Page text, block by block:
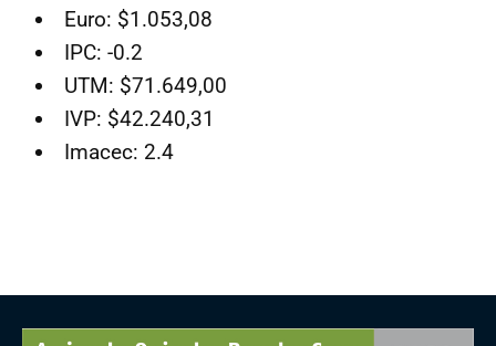
Euro: $1.053,08
IPC: -0.2
UTM: $71.649,00
IVP: $42.240,31
Imacec: 2.4